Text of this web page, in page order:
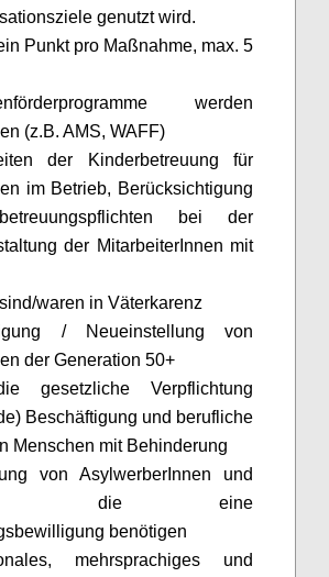
genutzt wird.
Punkt pro Maßnahme, max. 5
werden
(z.B. AMS, WAFF)
der Kinderbetreuung für
im Betrieb, Berücksichtigung
bei der
der MitarbeiterInnen mit
waren in Väterkarenz
/ Neueinstellung von
der Generation 50+
gesetzliche Verpflichtung
Beschäftigung und berufliche
Menschen mit Behinderung
von AsylwerberInnen und
die eine
benötigen
mehrsprachiges und